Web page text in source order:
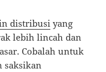
distribusiyang
lebih lincah dan
Cobalah untuk
saksikan